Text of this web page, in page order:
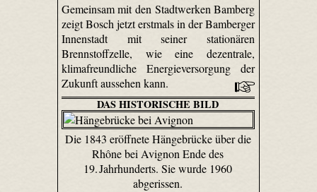
Gemeinsam mit den Stadtwerken Bamberg
zeigt Bosch jetzt erstmals in der Bamberger
Innenstadt mit seiner stationären
Brennstoffzelle, wie eine dezentrale,
klimafreundliche Energieversorgung der
Zukunft aussehen kann.
DAS HISTORISCHE BILD
Die 1843 eröffnete Hängebrücke über die
Rhône bei Avignon Ende des
19. Jahrhunderts. Sie wurde 1960
abgerissen.